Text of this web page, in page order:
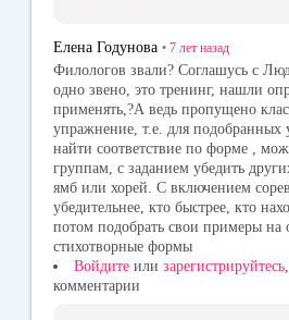
Елена Годунова • 7 лет назад
Филологов звали? Соглашусь с
одно звено, это тренинг, нашли
применять,?А ведь пропущено
упражнение, т.е. для подобранных
найти соответствие по форме ,
группам, с заданием убедить
ямб или хорей. С включением
убедительнее, кто быстрее, кто
потом подобрать свои примеры на
стихотворные формы
Войдите или зарегистрируйтесь
комментарии